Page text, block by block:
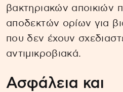
βακτηριακών αποικιών
αποδεκτών ορίων για
που δεν έχουν
αντιμικροβιακά.
Ασφάλεια και